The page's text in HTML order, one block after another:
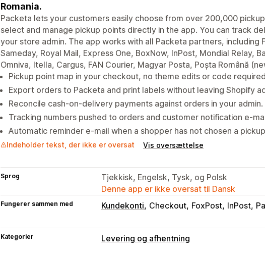
Romania.
Packeta lets your customers easily choose from over 200,000
select and manage pickup points directly in the app. You can track
your store admin. The app works with all Packeta partners, including
Sameday, Royal Mail, Express One, BoxNow, InPost, Mondial Relay,
Omniva, Itella, Cargus, FAN Courier, Magyar Posta, Poșta Română
Pickup point map in your checkout, no theme edits or code
Export orders to Packeta and print labels without leaving Shopify
Reconcile cash-on-delivery payments against orders in your admin.
Tracking numbers pushed to orders and customer notification e-
Automatic reminder e-mail when a shopper has not chosen a
Indeholder tekst, der ikke er oversat Vis oversættelse
Sprog
Tjekkisk, Engelsk, Tysk, og Polsk
Denne app er ikke oversat til Dansk
Fungerer sammen med Kundekonti Checkout FoxPost InPost
Kategorier Levering og afhentning